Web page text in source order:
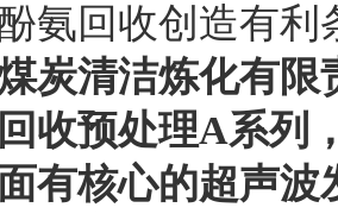
氨回收创造有利
炭清洁炼化有
收预处理A系列
有核心的超声